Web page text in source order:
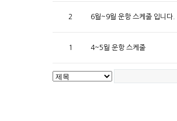
2 6월~9월 운항 스케줄 입니
1 4~5월 운항 스케줄